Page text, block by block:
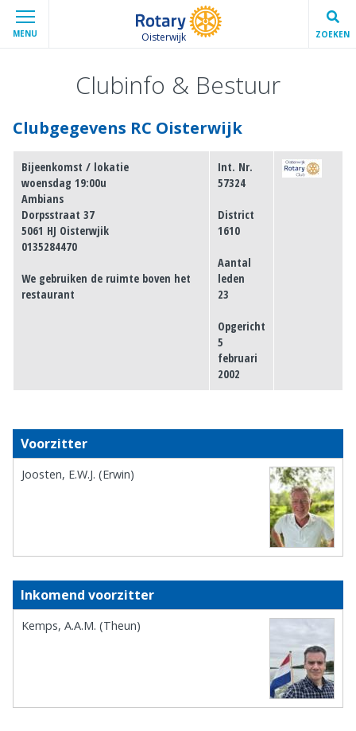
MENU Oisterwijk ZOEKEN
Clubinfo & Bestuur
Clubgegevens RC Oisterwijk
Bijeenkomst / lokatie
woensdag 19:00u
Ambians
Dorpsstraat 37
5061 HJ Oisterwjik
0135284470
We gebruiken de ruimte boven het
restaurant
Int. Nr.
57324
District
1610
Aantal
leden
23
Opgericht
5
februari
2002
Voorzitter
Joosten, E.W.J. (Erwin)
Inkomend voorzitter
Kemps, A.A.M. (Theun)